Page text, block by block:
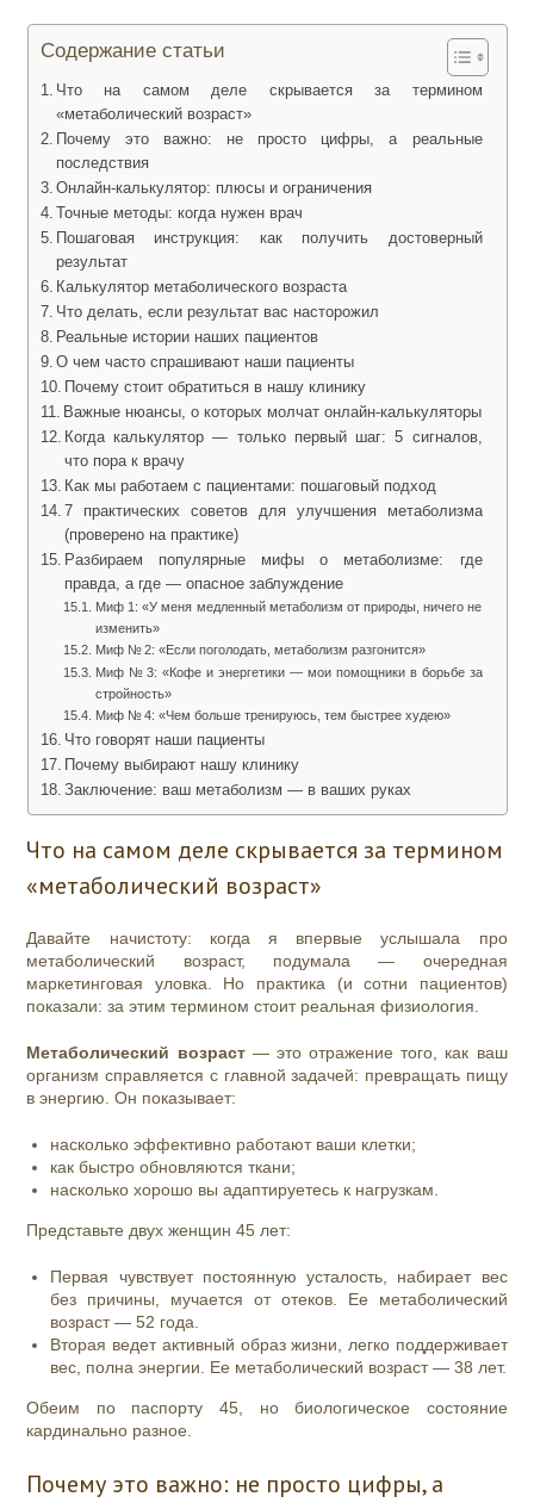
Содержание статьи
Что на самом деле скрывается за термином
«метаболический возраст»
Почему это важно: не просто цифры, а реальные
последствия
Онлайн‑калькулятор: плюсы и ограничения
Точные методы: когда нужен врач
Пошаговая инструкция: как получить достоверный
результат
Калькулятор метаболического возраста
Что делать, если результат вас насторожил
Реальные истории наших пациентов
О чем часто спрашивают наши пациенты
Почему стоит обратиться в нашу клинику
Важные нюансы, о которых молчат онлайн‑калькуляторы
Когда калькулятор — только первый шаг: 5 сигналов,
что пора к врачу
Как мы работаем с пациентами: пошаговый подход
7 практических советов для улучшения метаболизма
(проверено на практике)
Разбираем популярные мифы о метаболизме: где
правда, а где — опасное заблуждение
Миф 1: «У меня медленный метаболизм от природы, ничего не
изменить»
Миф № 2: «Если поголодать, метаболизм разгонится»
Миф № 3: «Кофе и энергетики — мои помощники в борьбе за
стройность»
Миф № 4: «Чем больше тренируюсь, тем быстрее худею»
Что говорят наши пациенты
Почему выбирают нашу клинику
Заключение: ваш метаболизм — в ваших руках
Что на самом деле скрывается за термином
«метаболический возраст»
Давайте начистоту: когда я впервые услышала про
метаболический возраст, подумала — очередная
маркетинговая уловка. Но практика (и сотни пациентов)
показали: за этим термином стоит реальная физиология.
Метаболический возраст— это отражение того, как ваш
организм справляется с главной задачей: превращать пищу
в энергию. Он показывает:
насколько эффективно работают ваши клетки;
как быстро обновляются ткани;
насколько хорошо вы адаптируетесь к нагрузкам.
Представьте двух женщин 45 лет:
Первая чувствует постоянную усталость, набирает вес
без причины, мучается от отеков. Ее метаболический
возраст — 52 года.
Вторая ведет активный образ жизни, легко поддерживает
вес, полна энергии. Ее метаболический возраст — 38 лет.
Обеим по паспорту 45, но биологическое состояние
кардинально разное.
Почему это важно: не просто цифры, а